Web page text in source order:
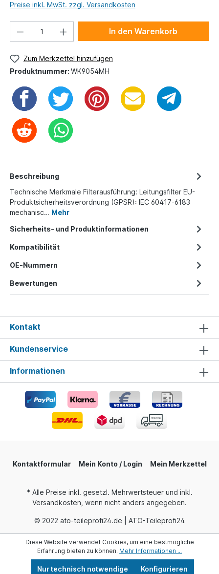
Preise inkl. MwSt. zzgl. Versandkosten
In den Warenkorb
Zum Merkzettel hinzufügen
Produktnummer: WK9054MH
Beschreibung
Technische Merkmale Filterausführung: Leitungsfilter EU-
Produktsicherheitsverordnung (GPSR): IEC 60417-6183
mechanisc… Mehr
Sicherheits- und Produktinformationen
Kompatibilität
OE-Nummern
Bewertungen
Kontakt
Kundenservice
Informationen
Kontaktformular Mein Konto / Login Mein Merkzettel
* Alle Preise inkl. gesetzl. Mehrwertsteuer und inkl.
Versandkosten, wenn nicht anders angegeben.
© 2022 ato-teileprofi24.de | ATO-Teileprofi24
Diese Website verwendet Cookies, um eine bestmögliche
Erfahrung bieten zu können. Mehr Informationen ...
Nur technisch notwendige Konfigurieren